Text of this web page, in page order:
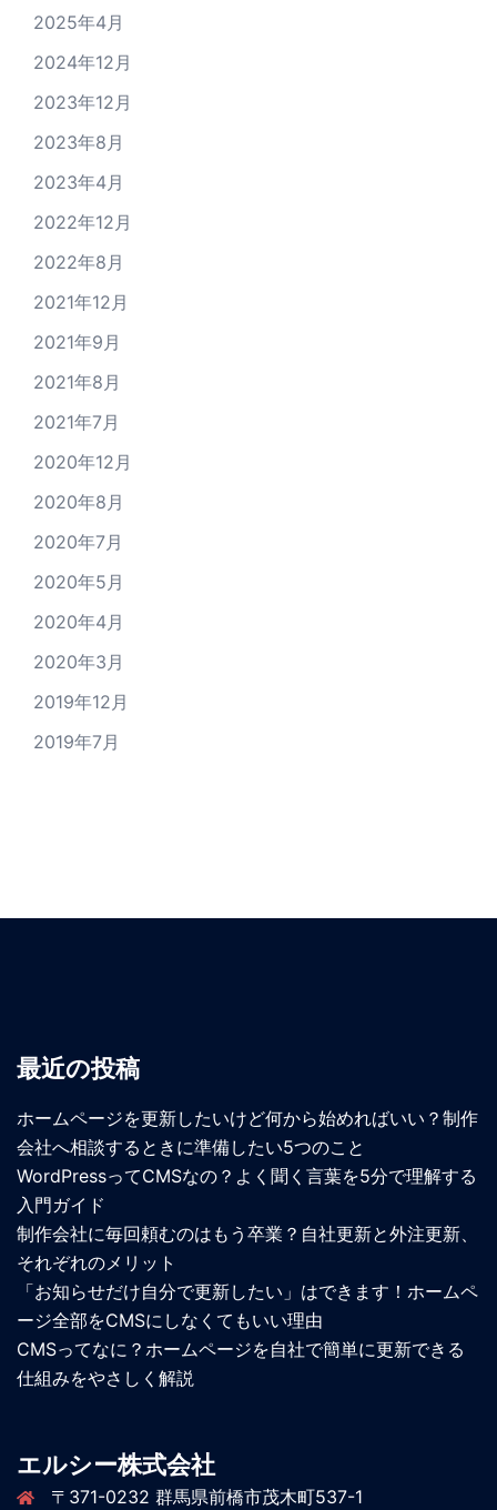
2025年4月
2024年12月
2023年12月
2023年8月
2023年4月
2022年12月
2022年8月
2021年12月
2021年9月
2021年8月
2021年7月
2020年12月
2020年8月
2020年7月
2020年5月
2020年4月
2020年3月
2019年12月
2019年7月
最近の投稿
ホームページを更新したいけど何から始めればいい？制作
会社へ相談するときに準備したい5つのこと
WordPressってCMSなの？よく聞く言葉を5分で理解する
入門ガイド
制作会社に毎回頼むのはもう卒業？自社更新と外注更新、
それぞれのメリット
「お知らせだけ自分で更新したい」はできます！ホームペ
ージ全部をCMSにしなくてもいい理由
CMSってなに？ホームページを自社で簡単に更新できる
仕組みをやさしく解説
エルシー株式会社
〒371-0232 群馬県前橋市茂木町537-1